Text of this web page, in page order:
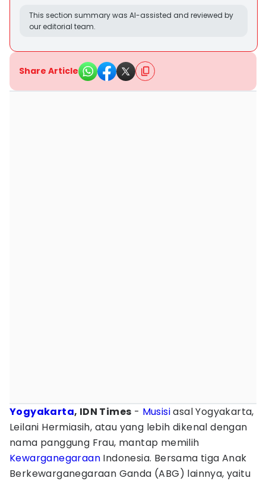
This section summary was AI-assisted and reviewed by
our editorial team.
Share Article
Yogyakarta, IDN Times - Musisiasal Yogyakarta,
Leilani Hermiasih, atau yang lebih dikenal dengan
nama panggung Frau, mantap memilih
Kewarganegaraan Indonesia. Bersama tiga Anak
Berkewarganegaraan Ganda (ABG) lainnya, yaitu